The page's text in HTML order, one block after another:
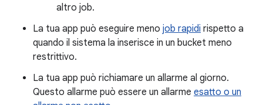
altro job.
La tua app può eseguire meno job rapidi rispetto a
quando il sistema la inserisce in un bucket meno
restrittivo.
La tua app può richiamare un allarme al giorno.
Questo allarme può essere un allarme esatto o un